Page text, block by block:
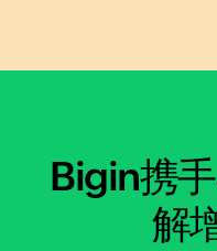
Bigin携
解